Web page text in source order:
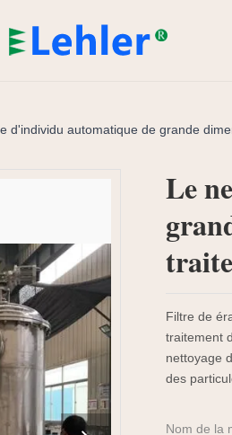
d'individu automatique de grande
Le
Filtre de
traitement
nettoyage
des
Nom de la